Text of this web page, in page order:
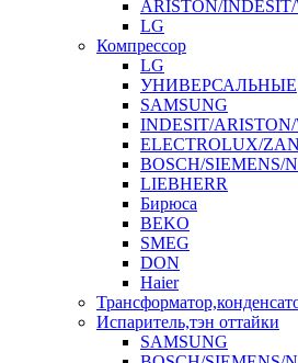
ARISTON/
LG
Компрессор
LG
УНИВЕРСАЛЬНЫЕ
SAMSUNG
INDESIT/
ELECTROLUX/
BOSCH/SIEMENS/
LIEBHERR
Бирюса
BEKO
SMEG
DON
Haier
Испаритель,тэн оттайки
SAMSUNG